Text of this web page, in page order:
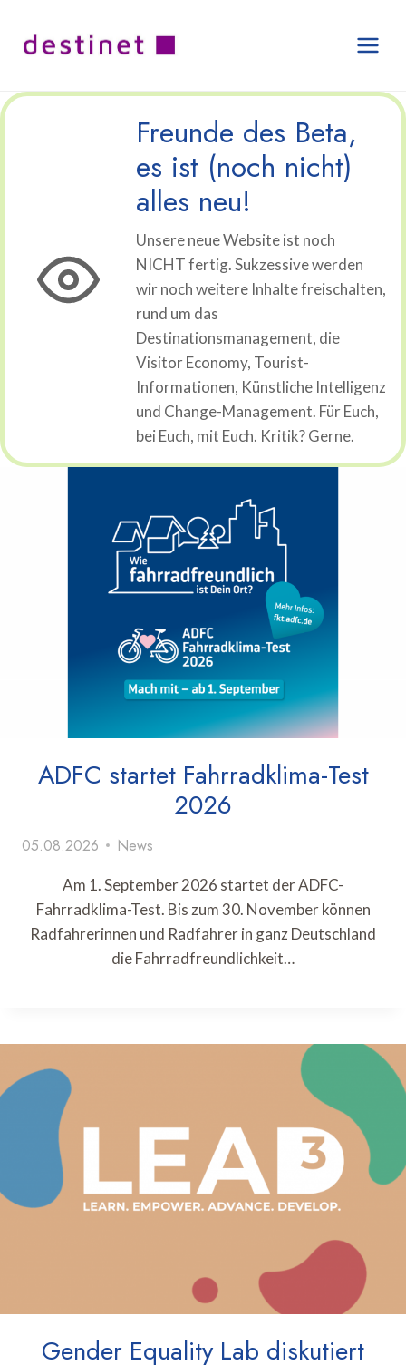
Inhalt
springen
Freunde des Beta,
es ist (noch nicht)
alles neu!
Unsere neue Website ist noch
NICHT fertig. Sukzessive werden
wir noch weitere Inhalte freischalten,
rund um das
Destinationsmanagement, die
Visitor Economy, Tourist-
Informationen, Künstliche Intelligenz
und Change-Management. Für Euch,
bei Euch, mit Euch. Kritik? Gerne.
ADFC startet Fahrradklima-Test
2026
05.08.2026 News
Am 1. September 2026 startet der ADFC-
Fahrradklima-Test. Bis zum 30. November können
Radfahrerinnen und Radfahrer in ganz Deutschland
die Fahrradfreundlichkeit…
Gender Equality Lab diskutiert